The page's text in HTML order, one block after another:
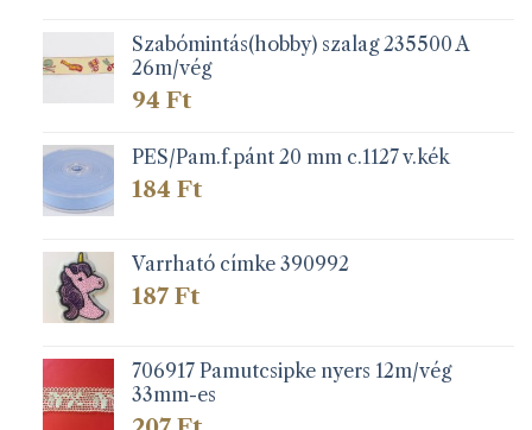
Szabómintás(hobby) szalag 235500 A
26m/vég
94 Ft
PES/Pam.f.pánt 20 mm c.1127 v.kék
184 Ft
Varrható címke 390992
187 Ft
706917 Pamutcsipke nyers 12m/vég
33mm-es